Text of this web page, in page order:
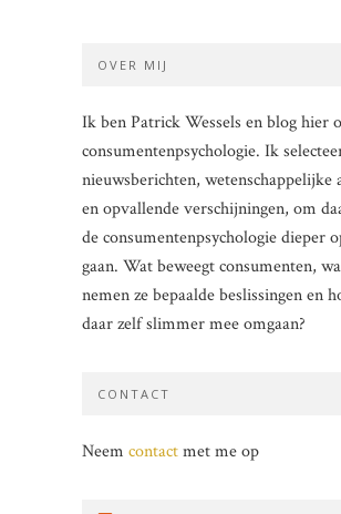
OVER MIJ
Ik ben Patrick Wessels en blog hier
consumentenpsychologie. Ik
nieuwsberichten, wetenschappelijke
en opvallende verschijningen, om
de consumentenpsychologie dieper
gaan. Wat beweegt consumenten,
nemen ze bepaalde beslissingen en
daar zelf slimmer mee omgaan?
CONTACT
Neem contactmet me op